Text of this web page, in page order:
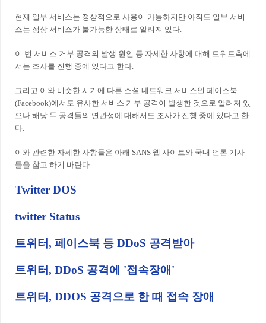
현재 일부 서비스는 정상적으로 사용이 가능하지만 아직도 일부 서비
스는 정상 서비스가 불가능한 상태로 알려져 있다.
이 번 서비스 거부 공격의 발생 원인 등 자세한 사항에 대해 트위트측에
서는 조사를 진행 중에 있다고 한다.
그리고 이와 비슷한 시기에 다른 소셜 네트워크 서비스인 페이스북
(Facebook)에서도 유사한 서비스 거부 공격이 발생한 것으로 알려져 있
으나 해당 두 공격들의 연관성에 대해서도 조사가 진행 중에 있다고 한
다.
이와 관련한 자세한 사항들은 아래 SANS 웹 사이트와 국내 언론 기사
들을 참고 하기 바란다.
Twitter DOS
twitter Status
트위터, 페이스북 등 DDoS 공격받아
트위터, DDoS 공격에 '접속장애'
트위터, DDOS 공격으로 한 때 접속 장애